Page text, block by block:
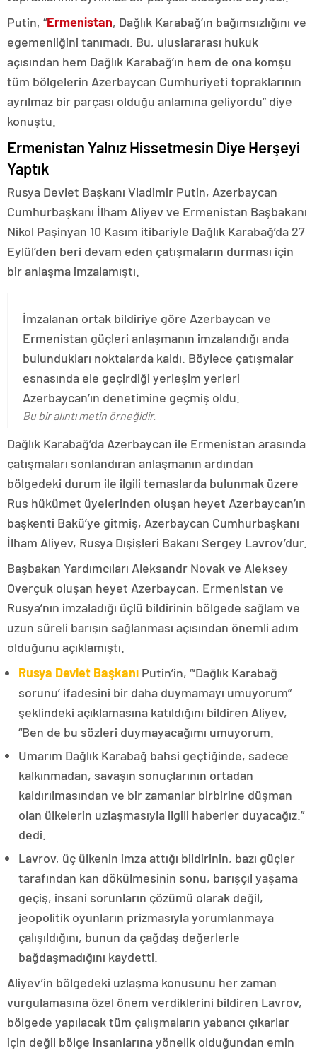
Putin, “Ermenistan, Dağlık Karabağ’ın bağımsızlığını ve
egemenliğini tanımadı. Bu, uluslararası hukuk
açısından hem Dağlık Karabağ’ın hem de ona komşu
tüm bölgelerin Azerbaycan Cumhuriyeti topraklarının
ayrılmaz bir parçası olduğu anlamına geliyordu” diye
konuştu.
Ermenistan Yalnız Hissetmesin Diye Herşeyi
Yaptık
Rusya Devlet Başkanı Vladimir Putin, Azerbaycan
Cumhurbaşkanı İlham Aliyev ve Ermenistan Başbakanı
Nikol Paşinyan 10 Kasım itibariyle Dağlık Karabağ’da 27
Eylül’den beri devam eden çatışmaların durması için
bir anlaşma imzalamıştı.
İmzalanan ortak bildiriye göre Azerbaycan ve
Ermenistan güçleri anlaşmanın imzalandığı anda
bulundukları noktalarda kaldı. Böylece çatışmalar
esnasında ele geçirdiği yerleşim yerleri
Azerbaycan’ın denetimine geçmiş oldu.
Bu bir alıntı metin örneğidir.
Dağlık Karabağ’da Azerbaycan ile Ermenistan arasında
çatışmaları sonlandıran anlaşmanın ardından
bölgedeki durum ile ilgili temaslarda bulunmak üzere
Rus hükümet üyelerinden oluşan heyet Azerbaycan’ın
başkenti Bakü’ye gitmiş, Azerbaycan Cumhurbaşkanı
İlham Aliyev, Rusya Dışişleri Bakanı Sergey Lavrov’dur.
Başbakan Yardımcıları Aleksandr Novak ve Aleksey
Overçuk oluşan heyet Azerbaycan, Ermenistan ve
Rusya’nın imzaladığı üçlü bildirinin bölgede sağlam ve
uzun süreli barışın sağlanması açısından önemli adım
olduğunu açıklamıştı.
Rusya Devlet Başkanı Putin’in, “‘Dağlık Karabağ
sorunu’ ifadesini bir daha duymamayı umuyorum”
şeklindeki açıklamasına katıldığını bildiren Aliyev,
“Ben de bu sözleri duymayacağımı umuyorum.
Umarım Dağlık Karabağ bahsi geçtiğinde, sadece
kalkınmadan, savaşın sonuçlarının ortadan
kaldırılmasından ve bir zamanlar birbirine düşman
olan ülkelerin uzlaşmasıyla ilgili haberler duyacağız.”
dedi.
Lavrov, üç ülkenin imza attığı bildirinin, bazı güçler
tarafından kan dökülmesinin sonu, barışçıl yaşama
geçiş, insani sorunların çözümü olarak değil,
jeopolitik oyunların prizmasıyla yorumlanmaya
çalışıldığını, bunun da çağdaş değerlerle
bağdaşmadığını kaydetti.
Aliyev’in bölgedeki uzlaşma konusunu her zaman
vurgulamasına özel önem verdiklerini bildiren Lavrov,
bölgede yapılacak tüm çalışmaların yabancı çıkarlar
için değil bölge insanlarına yönelik olduğundan emin